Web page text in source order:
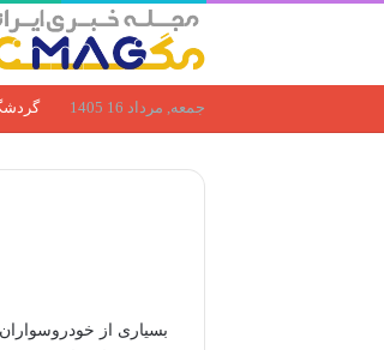
جمعه, مرداد 16 1405
بسیاری از